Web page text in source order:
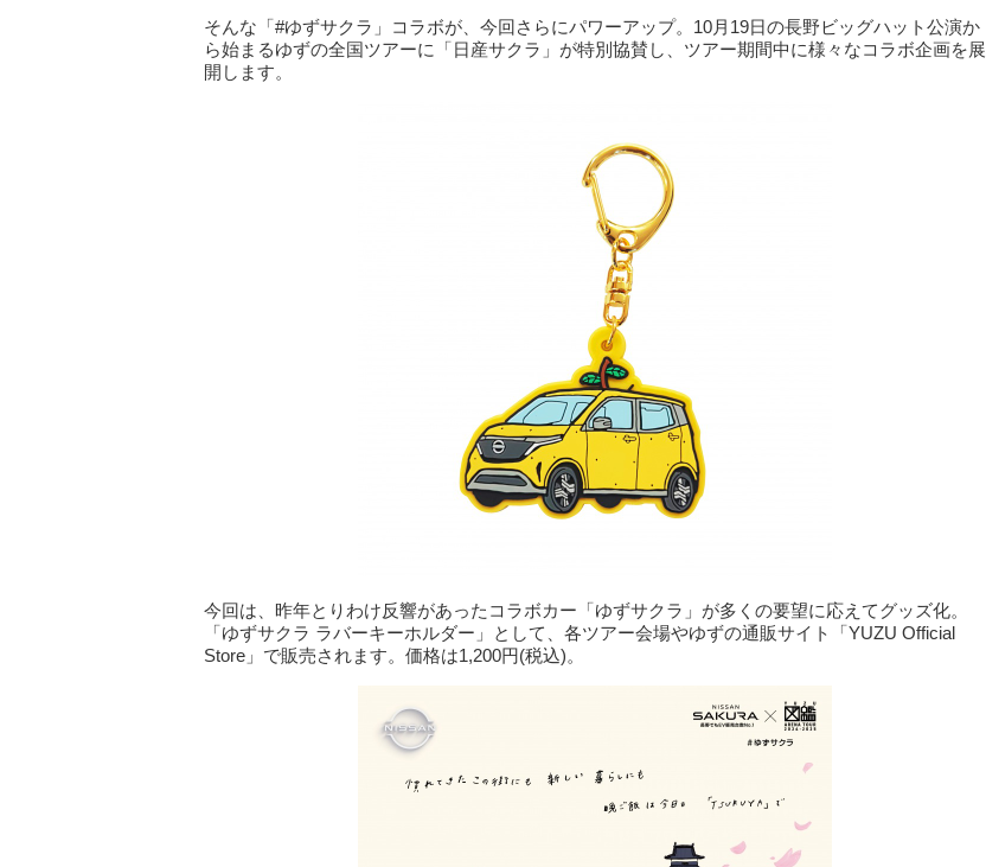
そんな「#ゆずサクラ」コラボが、今回さらにパワーアップ。10月19日の長野ビッグハット公演か
ら始まるゆずの全国ツアーに「日産サクラ」が特別協賛し、ツアー期間中に様々なコラボ企画を展
開します。
今回は、昨年とりわけ反響があったコラボカー「ゆずサクラ」が多くの要望に応えてグッズ化。
「ゆずサクラ ラバーキーホルダー」として、各ツアー会場やゆずの通販サイト「YUZU Official
Store」で販売されます。価格は1,200円(税込)。